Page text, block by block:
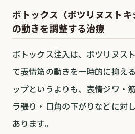
ボトックス（ボツリヌスト
の動きを調整する治療
ボトックス注入は、ボツリヌス
て表情筋の動きを一時的に抑え
ップというよりも、表情ジワ・
ラ張り・口角の下がりなどに対
あります。